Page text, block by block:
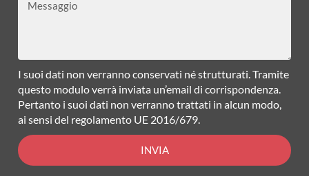
I suoi dati non verranno conservati né strutturati. Tramite
questo modulo verrà inviata un’email di corrispondenza.
Pertanto i suoi dati non verranno trattati in alcun modo,
ai sensi del regolamento UE 2016/679.
INVIA